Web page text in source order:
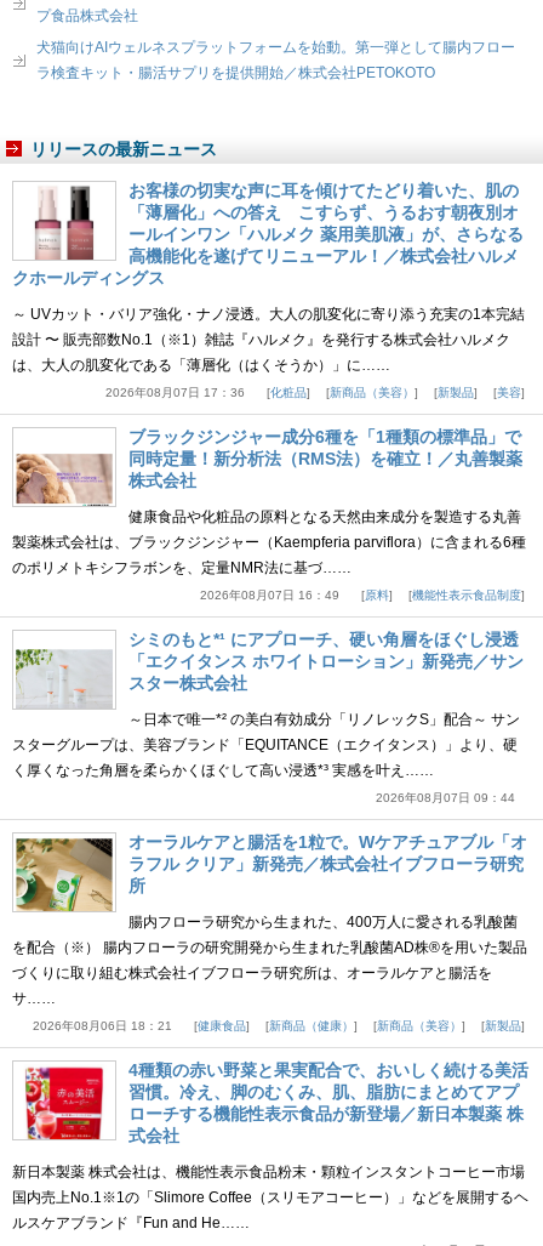
プ食品株式会社
犬猫向けAIウェルネスプラットフォームを始動。第一弾として腸内フロー
ラ検査キット・腸活サプリを提供開始／株式会社PETOKOTO
リリースの最新ニュース
お客様の切実な声に耳を傾けてたどり着いた、肌の
「薄層化」への答え こすらず、うるおす朝夜別オ
ールインワン「ハルメク 薬用美肌液」が、さらなる
高機能化を遂げてリニューアル！／株式会社ハルメ
クホールディングス
～ UVカット・バリア強化・ナノ浸透。大人の肌変化に寄り添う充実の1本完結
設計 〜 販売部数No.1（※1）雑誌『ハルメク』を発行する株式会社ハルメク
は、大人の肌変化である「薄層化（はくそうか）」に……
2026年08月07日 17：36 化粧品 新商品（美容） 新製品 美容
ブラックジンジャー成分6種を「1種類の標準品」で
同時定量！新分析法（RMS法）を確立！／丸善製薬
株式会社
健康食品や化粧品の原料となる天然由来成分を製造する丸善
製薬株式会社は、ブラックジンジャー（Kaempferia parviflora）に含まれる6種
のポリメトキシフラボンを、定量NMR法に基づ……
2026年08月07日 16：49 原料 機能性表示食品制度
シミのもと*¹ にアプローチ、硬い角層をほぐし浸透
「エクイタンス ホワイトローション」新発売／サン
スター株式会社
～日本で唯一*² の美白有効成分「リノレックS」配合～ サン
スターグループは、美容ブランド「EQUITANCE（エクイタンス）」より、硬
く厚くなった角層を柔らかくほぐして高い浸透*³ 実感を叶え……
2026年08月07日 09：44
オーラルケアと腸活を1粒で。Wケアチュアブル「オ
ラフル クリア」新発売／株式会社イブフローラ研究
所
腸内フローラ研究から生まれた、400万人に愛される乳酸菌
を配合（※） 腸内フローラの研究開発から生まれた乳酸菌AD株®を用いた製品
づくりに取り組む株式会社イブフローラ研究所は、オーラルケアと腸活を
サ……
2026年08月06日 18：21 健康食品 新商品（健康） 新商品（美容） 新製品
4種類の赤い野菜と果実配合で、おいしく続ける美活
習慣。冷え、脚のむくみ、肌、脂肪にまとめてアプ
ローチする機能性表示食品が新登場／新日本製薬 株
式会社
新日本製薬 株式会社は、機能性表示食品粉末・顆粒インスタントコーヒー市場
国内売上No.1※1の「Slimore Coffee（スリモアコーヒー）」などを展開するヘ
ルスケアブランド『Fun and He……